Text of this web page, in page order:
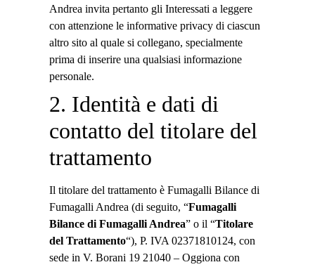
Andrea invita pertanto gli Interessati a leggere
con attenzione le informative privacy di ciascun
altro sito al quale si collegano, specialmente
prima di inserire una qualsiasi informazione
personale.
2. Identità e dati di
contatto del titolare del
trattamento
Il titolare del trattamento è Fumagalli Bilance di
Fumagalli Andrea (di seguito, “Fumagalli
Bilance di Fumagalli Andrea” o il “Titolare
del Trattamento“), P. IVA 02371810124, con
sede in V. Borani 19 21040 – Oggiona con